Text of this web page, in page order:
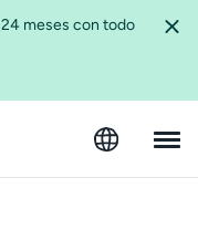
meses con todo